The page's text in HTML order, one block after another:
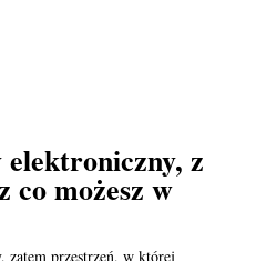
elektroniczny, z
co możesz w
przestrzeń, w której